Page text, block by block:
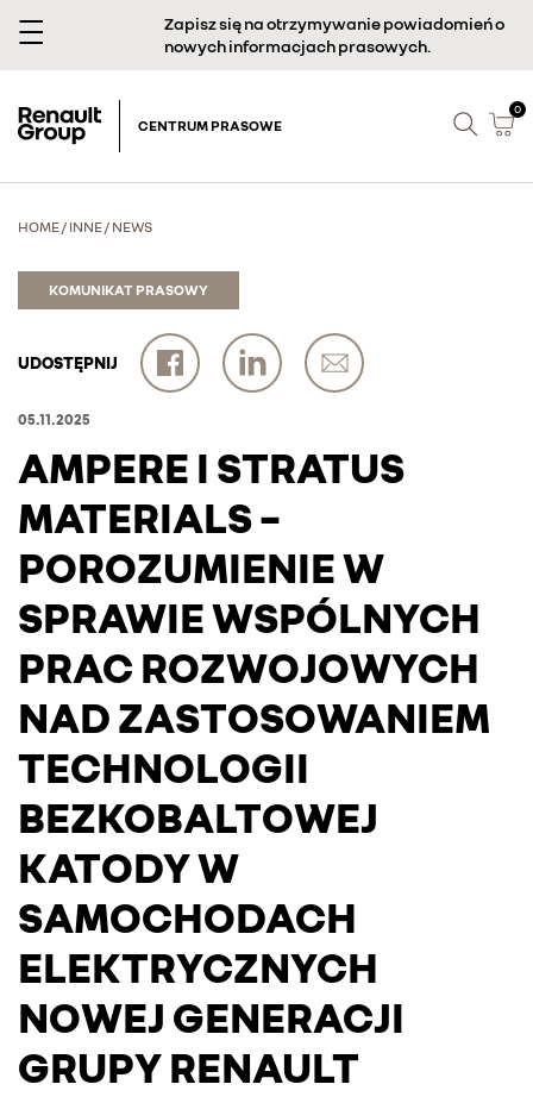
Zapisz się na otrzymywanie powiadomień o
nowych informacjach prasowych.
CENTRUM PRASOWE
0
HOME/ INNE/ NEWS
KOMUNIKAT PRASOWY
UDOSTĘPNIJ
05.11.2025
AMPERE I STRATUS
MATERIALS –
POROZUMIENIE W
SPRAWIE WSPÓLNYCH
PRAC ROZWOJOWYCH
NAD ZASTOSOWANIEM
TECHNOLOGII
BEZKOBALTOWEJ
KATODY W
SAMOCHODACH
ELEKTRYCZNYCH
NOWEJ GENERACJI
GRUPY RENAULT